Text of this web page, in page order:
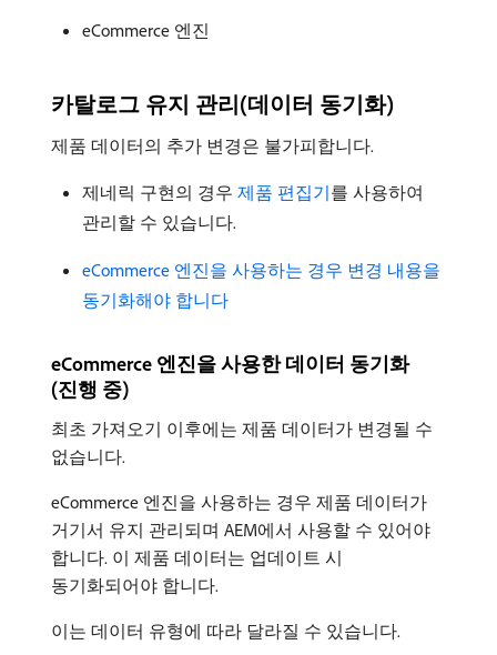
eCommerce 엔진
카탈로그 유지 관리(데이터 동기화)
제품 데이터의 추가 변경은 불가피합니다.
제네릭 구현의 경우 제품 편집기를 사용하여
관리할 수 있습니다.
eCommerce 엔진을 사용하는 경우 변경 내용을
동기화해야 합니다
eCommerce 엔진을 사용한 데이터 동기화
(진행 중)
최초 가져오기 이후에는 제품 데이터가 변경될 수
없습니다.
eCommerce 엔진을 사용하는 경우 제품 데이터가
거기서 유지 관리되며 AEM에서 사용할 수 있어야
합니다. 이 제품 데이터는 업데이트 시
동기화되어야 합니다.
이는 데이터 유형에 따라 달라질 수 있습니다.